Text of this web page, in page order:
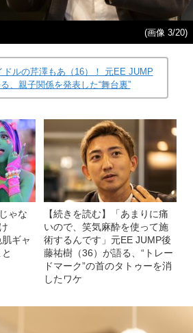
(画像 3/20)
ドルの芹澤もあ（16）！ 元EE JUMP
、親子関係を発表した“舞台裏”
ゃな
ギャ
【続きを読む】「あまりに痛
いので、笑気麻酔を使って施
術するんです」元EE JUMP後
藤祐樹（36）が語る、“トレー
ドマーク”の首のタトゥーを消
したワケ